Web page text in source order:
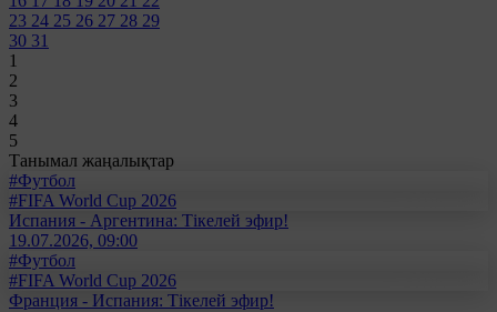
23 24 25 26 27 28 29
30 31
1
2
3
4
5
Танымал жаңалықтар
#Футбол
#FIFA World Cup 2026
Испания - Аргентина: Тікелей эфир!
19.07.2026, 09:00
#Футбол
#FIFA World Cup 2026
Франция - Испания: Тікелей эфир!